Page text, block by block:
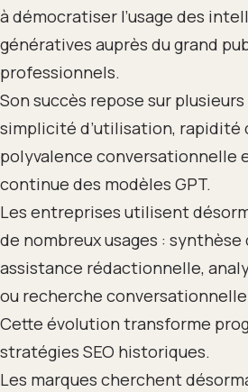
à démocratiser l’usage des
génératives auprès du grand
professionnels.
Son succès repose sur
simplicité d’utilisation, rapidité
polyvalence conversationnelle
continue des modèles GPT.
Les entreprises utilisent
de nombreux usages :
assistance rédactionnelle,
ou recherche
Cette évolution transforme
stratégies SEO historiques.
Les marques cherchent